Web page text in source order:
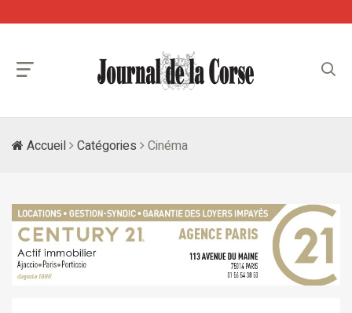
Accueil Catégories Cinéma